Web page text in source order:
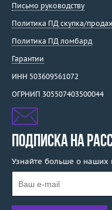
Письмо руководству
Политика ПД скупка/
Политика ПД ломбард
Гарантии
ИНН 503609561072
ОГРНИП 305507403500044
ПОДПИСКА НА
Узнайте больше о наших